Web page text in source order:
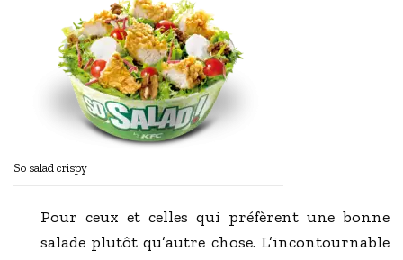
So salad crispy
Pour ceux et celles qui préfèrent une bonne
salade plutôt qu’autre chose. L’incontournable